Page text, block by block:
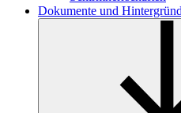
Dokumente und